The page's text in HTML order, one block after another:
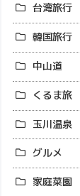
台湾旅行
韓国旅行
中山道
くるま旅
玉川温泉
グルメ
家庭菜園